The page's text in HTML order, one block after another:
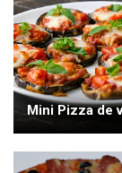
Mini Pizza de